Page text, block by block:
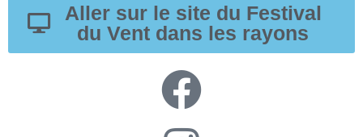
Aller sur le site du Festival
du Vent dans les rayons